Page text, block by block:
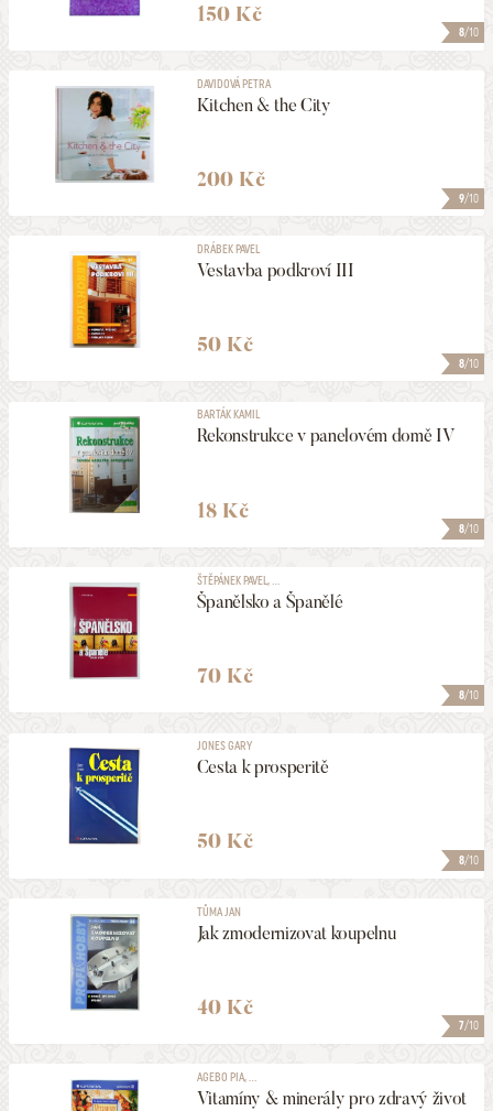
8/10
150 Kč
9/10
DAVIDOVÁ PETRA
Kitchen & the City
200 Kč
8/10
DRÁBEK PAVEL
Vestavba podkroví III
50 Kč
8/10
BARTÁK KAMIL
Rekonstrukce v panelovém domě IV
18 Kč
8/10
ŠTĚPÁNEK PAVEL, ...
Španělsko a Španělé
70 Kč
8/10
JONES GARY
Cesta k prosperitě
50 Kč
7/10
TŮMA JAN
Jak zmodernizovat koupelnu
40 Kč
AGEBO PIA, ...
Vitamíny & minerály pro zdravý život